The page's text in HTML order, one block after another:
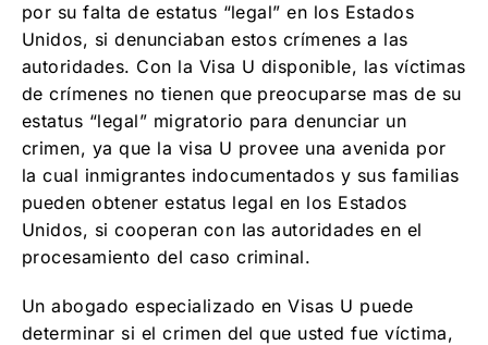
5. ¿Qué pasa si el gobierno no quiere
proceder con un caso criminal? ¿Se puede
aun así aplicar para la Visa U?
6. ¿Pueden los familiares de la víctima
obtener algún beneficio de la Visa U?
7. ¿Qué tipo de daño o qué tipo de
sufrimiento debe de padecer una víctima
para poder calificar para aplicar para una
Visa U?
8. ¿Qué pasa si el crimen fue cometido por
Estados Unidos? ¿Califica todavía la víctima
para una Visa U?
por su falta de estatus “legal” en los Estados
Unidos, si denunciaban estos crímenes a las
autoridades. Con la Visa U disponible, las víctimas
de crímenes no tienen que preocuparse mas de su
estatus “legal” migratorio para denunciar un
crimen, ya que la visa U provee una avenida por
la cual inmigrantes indocumentados y sus familias
pueden obtener estatus legal en los Estados
Unidos, si cooperan con las autoridades en el
procesamiento del caso criminal.
Un abogado especializado en Visas U puede
determinar si el crimen del que usted fue víctima,